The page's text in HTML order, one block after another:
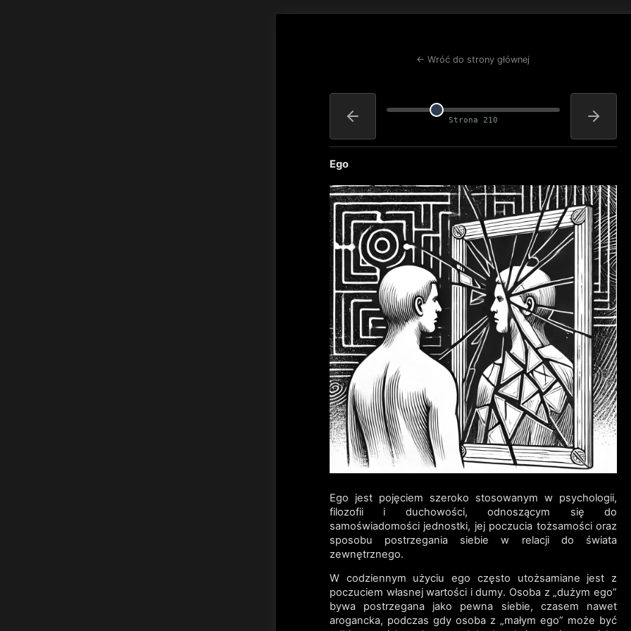
← Wróć do strony głównej
Strona 210
Ego
Ego jest pojęciem szeroko stosowanym w psychologii,
filozofii i duchowości, odnoszącym się do
samoświadomości jednostki, jej poczucia tożsamości oraz
sposobu postrzegania siebie w relacji do świata
zewnętrznego.
W codziennym użyciu ego często utożsamiane jest z
poczuciem własnej wartości i dumy. Osoba z „dużym ego”
bywa postrzegana jako pewna siebie, czasem nawet
arogancka, podczas gdy osoba z „małym ego” może być